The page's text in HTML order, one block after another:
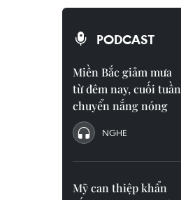
PODCAST
Miền Bắc giảm mưa
từ đêm nay, cuối tuần
chuyển nắng nóng
NGHE
Mỹ can thiệp khẩn